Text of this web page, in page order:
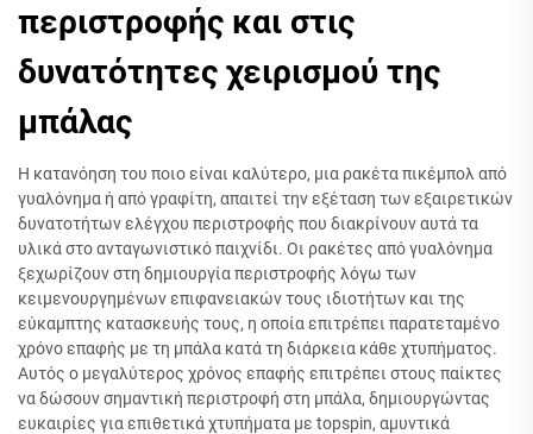
περιστροφής και στις
δυνατότητες χειρισμού της
μπάλας
Η κατανόηση του ποιο είναι καλύτερο, μια ρακέτα πικέμπολ από
γυαλόνημα ή από γραφίτη, απαιτεί την εξέταση των εξαιρετικών
δυνατοτήτων ελέγχου περιστροφής που διακρίνουν αυτά τα
υλικά στο ανταγωνιστικό παιχνίδι. Οι ρακέτες από γυαλόνημα
ξεχωρίζουν στη δημιουργία περιστροφής λόγω των
κειμενουργημένων επιφανειακών τους ιδιοτήτων και της
εύκαμπτης κατασκευής τους, η οποία επιτρέπει παρατεταμένο
χρόνο επαφής με τη μπάλα κατά τη διάρκεια κάθε χτυπήματος.
Αυτός ο μεγαλύτερος χρόνος επαφής επιτρέπει στους παίκτες
να δώσουν σημαντική περιστροφή στη μπάλα, δημιουργώντας
ευκαιρίες για επιθετικά χτυπήματα με topspin, αμυντικά